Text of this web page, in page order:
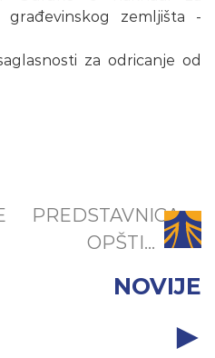
građevinskog zemljišta -
za odricanje od
PREDSTAVNICA
OPŠTI...
NOVIJE